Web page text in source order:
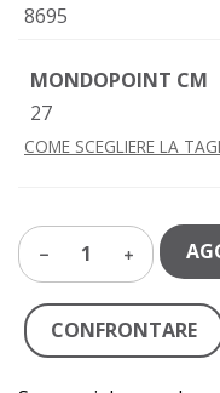
8695
MONDOPOINT CM
27
COME SCEGLIERE LA
1
CONFRONTARE